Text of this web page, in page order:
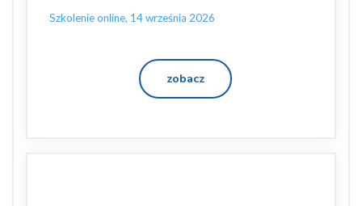
Szkolenie online, 14 września 2026
zobacz